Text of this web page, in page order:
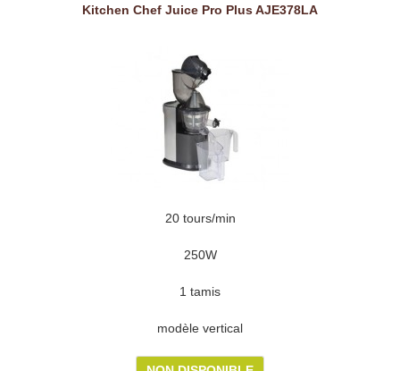
Kitchen Chef Juice Pro Plus AJE378LA
20 tours/min
250W
1 tamis
modèle vertical